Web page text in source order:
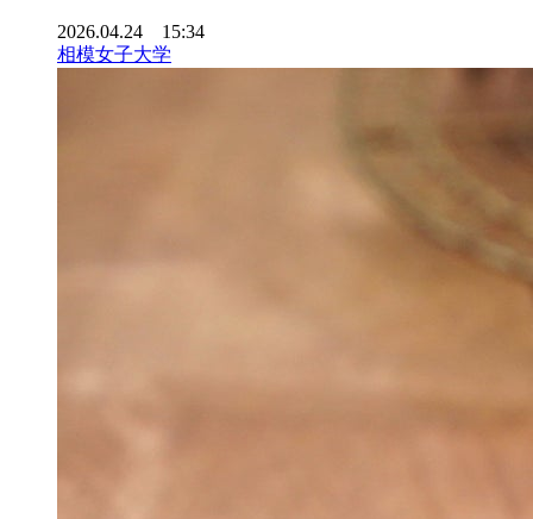
2026.04.24 15:34
相模女子大学